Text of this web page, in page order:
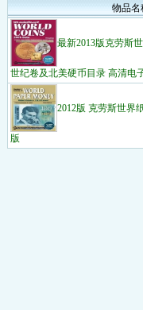
物品名
最新2013版克劳斯
世纪卷及北美硬币目录 高清电
2012版 克劳斯世界
版